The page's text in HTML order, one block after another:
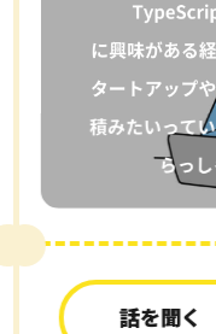
話を聞く